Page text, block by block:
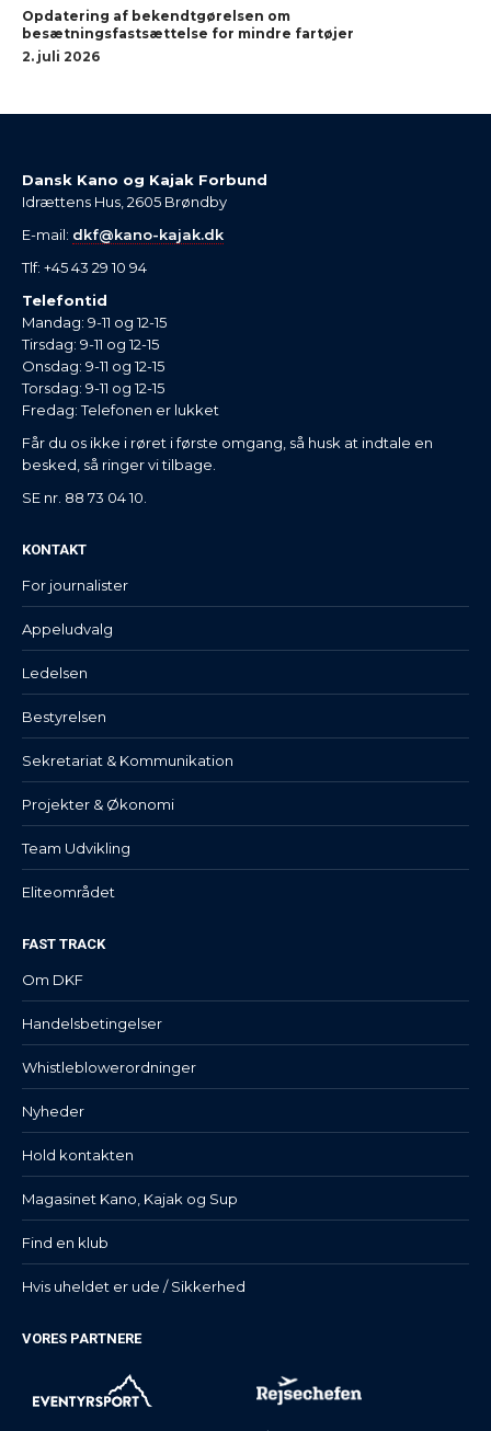
Opdatering af bekendtgørelsen om
besætningsfastsættelse for mindre fartøjer
2. juli 2026
Dansk Kano og Kajak Forbund
Idrættens Hus, 2605 Brøndby
E-mail: dkf@kano-kajak.dk
Tlf: +45 43 29 10 94
Telefontid
Mandag: 9-11 og 12-15
Tirsdag: 9-11 og 12-15
Onsdag: 9-11 og 12-15
Torsdag: 9-11 og 12-15
Fredag: Telefonen er lukket
Får du os ikke i røret i første omgang, så husk at indtale en
besked, så ringer vi tilbage.
SE nr. 88 73 04 10.
KONTAKT
For journalister
Appeludvalg
Ledelsen
Bestyrelsen
Sekretariat & Kommunikation
Projekter & Økonomi
Team Udvikling
Eliteområdet
FAST TRACK
Om DKF
Handelsbetingelser
Whistleblowerordninger
Nyheder
Hold kontakten
Magasinet Kano, Kajak og Sup
Find en klub
Hvis uheldet er ude / Sikkerhed
VORES PARTNERE